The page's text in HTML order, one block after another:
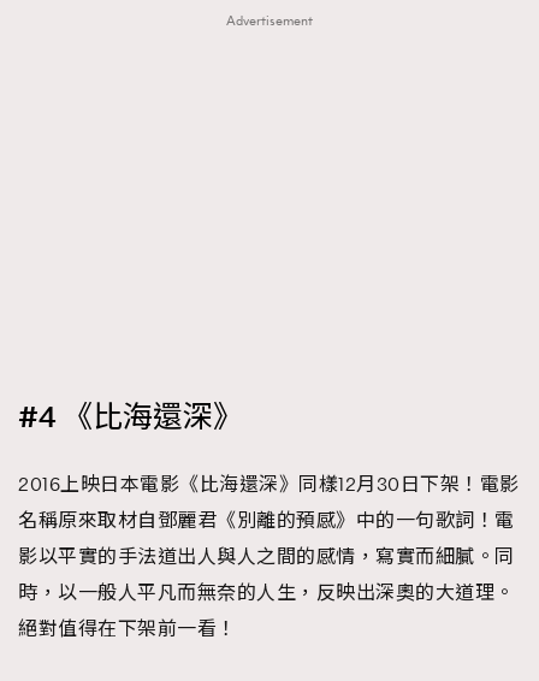
Advertisement
#4 《比海還深》
2016上映日本電影《比海還深》同樣12月30日下架！電影
名稱原來取材自鄧麗君《別離的預感》中的一句歌詞！電
影以平實的手法道出人與人之間的感情，寫實而細膩。同
時，以一般人平凡而無奈的人生，反映出深奧的大道理。
絕對值得在下架前一看！